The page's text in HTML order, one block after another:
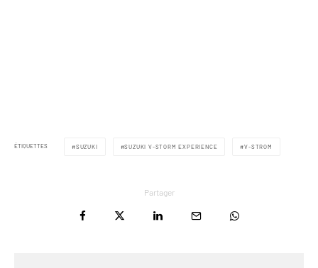
ÉTIQUETTES SUZUKI SUZUKI V-STORM EXPERIENCE V-STROM
Partager